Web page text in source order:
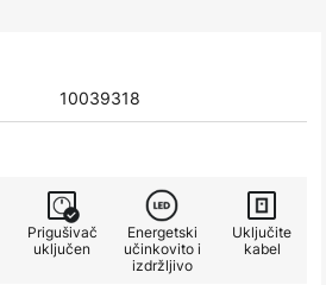
10039318
Prigušivač
uključen
Energetski
učinkovito i
izdržljivo
Uključite
kabel